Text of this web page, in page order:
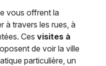
vous offrent la
à travers les rues, à
Ces visites à
de voir la ville
particulière, un